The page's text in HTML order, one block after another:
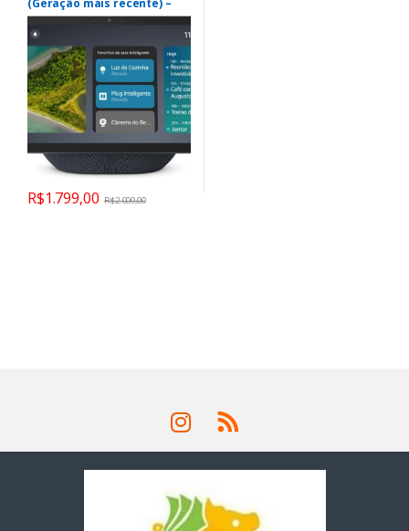
Com novo design, tela
vibrante HD de 8,7″, áudio
espacial e Alexa, Cor Grafite
R$1.799,00 R$2.000,00